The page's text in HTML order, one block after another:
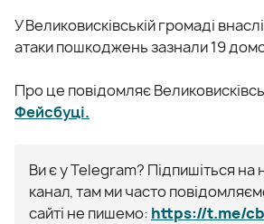
У Великовисківській громаді
атаки пошкоджень зазнали 19
Про це повідомляє
Фейсбуці.
Ви є у Telegram? Підпишіться
канал, там ми часто
сайті не пишемо: https://t.me/